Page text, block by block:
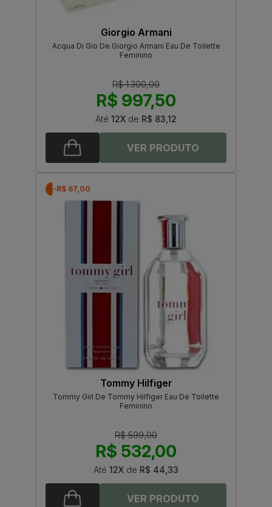
Giorgio Armani
Acqua Di Gio De Giorgio Armani Eau De Toilette
Feminino
R$ 1.300,00
R$ 997,50
Até 12X de R$ 83,12
-R$ 67,00
Tommy Hilfiger
Tommy Girl De Tommy Hilfiger Eau De Toilette
Feminino
R$ 599,00
R$ 532,00
Até 12X de R$ 44,33